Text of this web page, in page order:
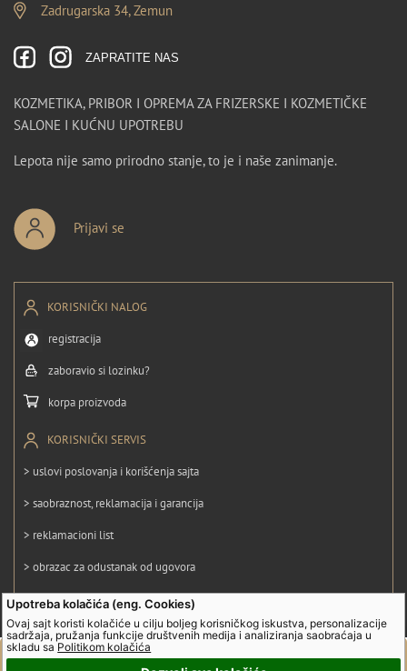
Upotreba kolačića (eng. Cookies)
Ovaj sajt koristi kolačiće u cilju boljeg korisničkog iskustva, personalizacije
sadržaja, pružanja funkcije društvenih medija i analiziranja saobraćaja u
skladu saPolitikom kolačića
Zadrugarska 34, Zemun
ZAPRATITE NAS
KOZMETIKA, PRIBOR I OPREMA ZA FRIZERSKE I KOZMETIČKE
SALONE I KUĆNU UPOTREBU
Lepota nije samo prirodno stanje, to je i naše zanimanje.
Prijavi se
KORISNIČKI NALOG
registracija
zaboravio si lozinku?
korpa proizvoda
KORISNIČKI SERVIS
> uslovi poslovanja i korišćenja sajta
> saobraznost, reklamacija i garancija
> reklamacioni list
> obrazac za odustanak od ugovora
> politika privatnosti
> politika kolačića